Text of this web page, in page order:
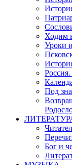
Ходим
Уроки
Под
Бог и